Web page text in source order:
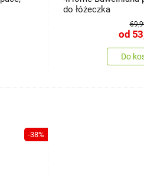
do łóżeczka
od
Do
-38%